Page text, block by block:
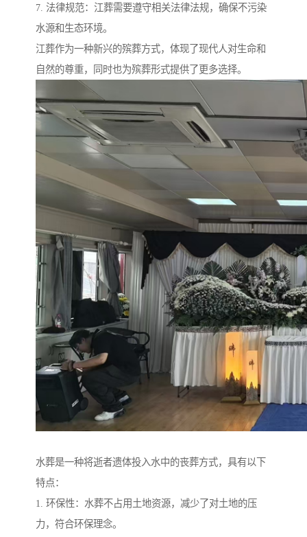
7. 法律规范：江葬需要遵守相关法律法规，确保不污染
水源和生态环境。
江葬作为一种新兴的殡葬方式，体现了现代人对生命和
自然的尊重，同时也为殡葬形式提供了更多选择。
水葬是一种将逝者遗体投入水中的丧葬方式，具有以下
特点：
1. 环保性：水葬不占用土地资源，减少了对土地的压
力，符合环保理念。